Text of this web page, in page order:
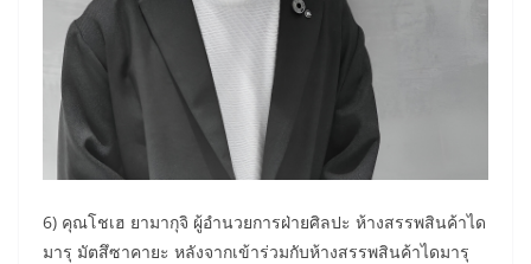
6) คุณโชเฮ ยามากุจิ ผู้อำนวยการฝ่ายศิลปะ ห้างสรรพสินค้าได
มารุ มัตสึซาคายะ หลังจากเข้าร่วมกับห้างสรรพสินค้าไดมารุ